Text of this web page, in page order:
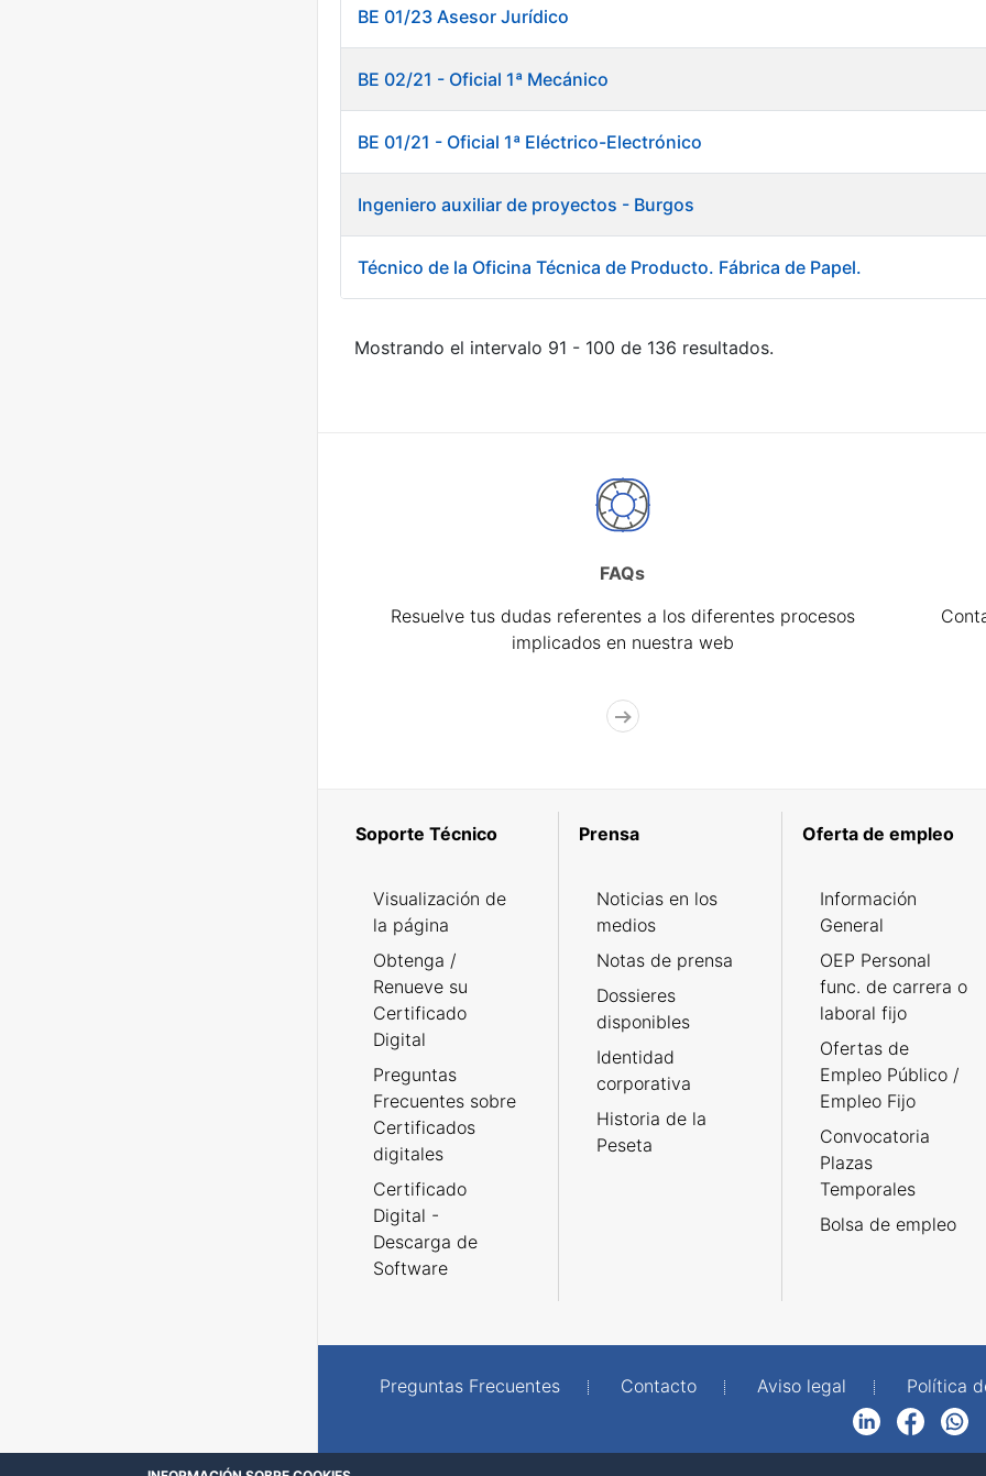
BE 01/23 Asesor Jurídico
BE 02/21 - Oficial 1ª Mecánico
BE 01/21 - Oficial 1ª Eléctrico-Electrónico
Ingeniero auxiliar de proyectos - Burgos
Técnico de la Oficina Técnica de Producto. Fábrica de Papel.
Mostrando el intervalo 91 - 100 de 136 resultados.
FAQs
Resuelve tus dudas referentes a los diferentes procesos
implicados en nuestra web
Soporte Técnico
Visualización de
la página
Obtenga /
Renueve su
Certificado
Digital
Preguntas
Frecuentes sobre
Certificados
digitales
Certificado
Digital -
Descarga de
Software
Prensa
Noticias en los
medios
Notas de prensa
Dossieres
disponibles
Identidad
corporativa
Historia de la
Peseta
Oferta de empleo
Información
General
OEP Personal
func. de carrera o
laboral fijo
Ofertas de
Empleo Público /
Empleo Fijo
Convocatoria
Plazas
Temporales
Bolsa de empleo
Preguntas Frecuentes Contacto Aviso legal Política
FacebookWhatsApp